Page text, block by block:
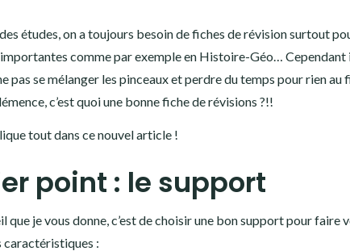
études, on a toujours besoin de fiches de révision surtout
comme par exemple en Histoire-Géo…
pas se mélanger les pinceaux et perdre du temps pour rien au
c’est quoi une bonne fiche de révisions ?!!
tout dans ce nouvel article !
point : le support
que je vous donne, c’est de choisir une bon support pour faire
caractéristiques :